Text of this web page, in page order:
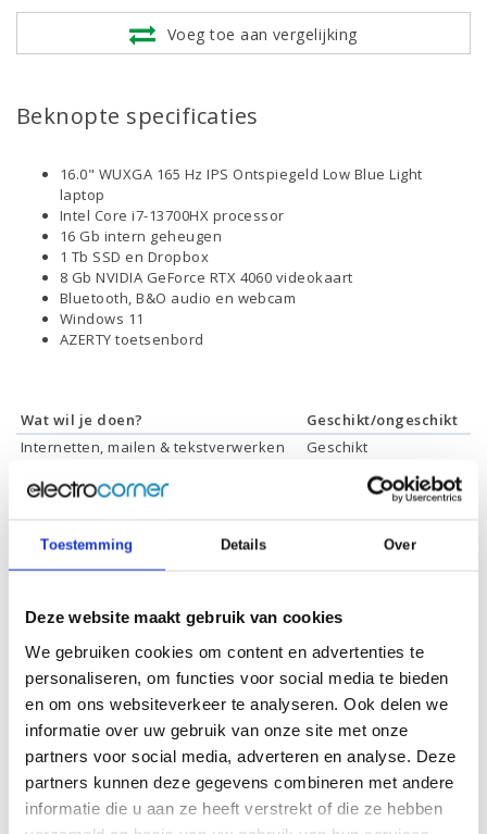
Toestemming Details Over
Deze website maakt gebruik van cookies
We gebruiken cookies om content en advertenties te
personaliseren, om functies voor social media te bieden
en om ons websiteverkeer te analyseren. Ook delen we
informatie over uw gebruik van onze site met onze
partners voor social media, adverteren en analyse. Deze
partners kunnen deze gegevens combineren met andere
informatie die u aan ze heeft verstrekt of die ze hebben
Voeg toe aan vergelijking
Beknopte specificaties
16.0" WUXGA 165 Hz IPS Ontspiegeld Low Blue Light
laptop
Intel Core i7-13700HX processor
16 Gb intern geheugen
1 Tb SSD en Dropbox
8 Gb NVIDIA GeForce RTX 4060 videokaart
Bluetooth, B&O audio en webcam
Windows 11
AZERTY toetsenbord
Wat wil je doen?
Geschikt/ongeschikt
Internetten, mailen & tekstverwerken
Geschikt
Foto's bewerken
Gamen
Specificaties
Schermdiagonaal:
16 inch (40,6 cm)
Scherm resolutie:
1920 x 1200 (WUXGA)
Touchscreen:
-